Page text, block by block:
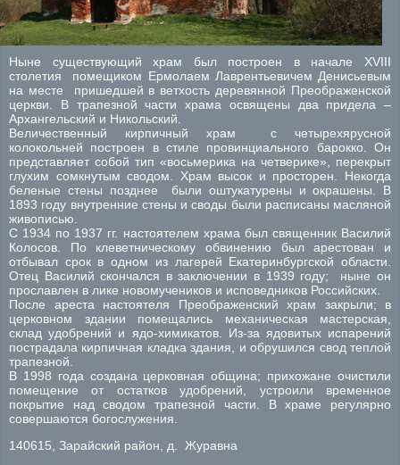
Ныне существующий храм был построен в начале XVIII
столетия помещиком Ермолаем Лаврентьевичем Денисьевым
на месте пришедшей в ветхость деревянной Преображенской
церкви. В трапезной части храма освящены два придела –
Архангельский и Никольский.
Величественный кирпичный храм с четырехярусной
колокольней построен в стиле провинциального барокко. Он
представляет собой тип «восьмерика на четверике», перекрыт
глухим сомкнутым сводом. Храм высок и просторен. Некогда
беленые стены позднее были оштукатурены и окрашены. В
1893 году внутренние стены и своды были расписаны масляной
живописью.
С 1934 по 1937 гг. настоятелем храма был священник Василий
Колосов. По клеветническому обвинению был арестован и
отбывал срок в одном из лагерей Екатеринбургской области.
Отец Василий скончался в заключении в 1939 году; ныне он
прославлен в лике новомучеников и исповедников Российских.
После ареста настоятеля Преображенский храм закрыли; в
церковном здании помещались механическая мастерская,
склад удобрений и ядо-химикатов. Из-за ядовитых испарений
пострадала кирпичная кладка здания, и обрушился свод теплой
трапезной.
В 1998 года создана церковная община; прихожане очистили
помещение от остатков удобрений, устроили временное
покрытие над сводом трапезной части. В храме регулярно
совершаются богослужения.
140615, Зарайский район, д. Журавна